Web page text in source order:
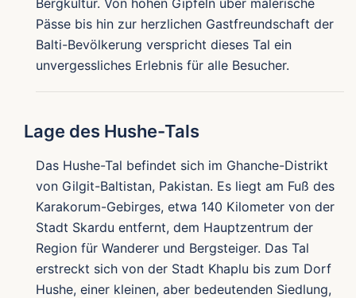
Bergkultur. Von hohen Gipfeln über malerische
Pässe bis hin zur herzlichen Gastfreundschaft der
Balti-Bevölkerung verspricht dieses Tal ein
unvergessliches Erlebnis für alle Besucher.
Lage des Hushe-Tals
Das Hushe-Tal befindet sich im Ghanche-Distrikt
von Gilgit-Baltistan, Pakistan. Es liegt am Fuß des
Karakorum-Gebirges, etwa 140 Kilometer von der
Stadt Skardu entfernt, dem Hauptzentrum der
Region für Wanderer und Bergsteiger. Das Tal
erstreckt sich von der Stadt Khaplu bis zum Dorf
Hushe, einer kleinen, aber bedeutenden Siedlung,